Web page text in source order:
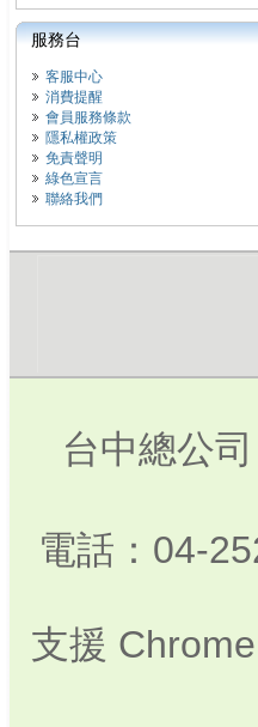
服務台
客服中心
消費提醒
會員服務條款
隱私權政策
免責聲明
綠色宣言
聯絡我們
台中總公
電話：04-
支援